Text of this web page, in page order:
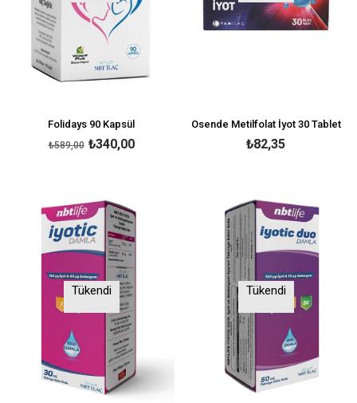
Folidays 90 Kapsül
₺340,00
₺589,00
Osende Metilfolat İyot 30 Tablet
₺82,35
Tükendi Tükendi